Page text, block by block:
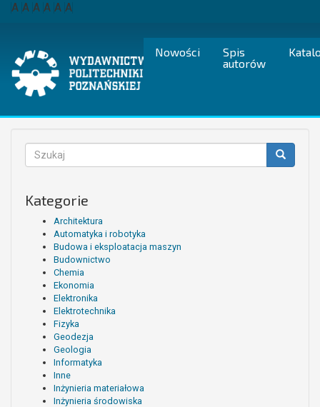
Przejdź
A A A A A A
Nowości
Spis
autorów
Formularz
wyszukiwania
Kategorie
Architektura
Automatyka i robotyka
Budowa i eksploatacja maszyn
Budownictwo
Chemia
Ekonomia
Elektronika
Elektrotechnika
Fizyka
Geodezja
Geologia
Informatyka
Inne
Inżynieria materiałowa
Inżynieria środowiska